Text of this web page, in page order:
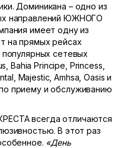
Доминикана – одно из
направлений ЮЖНОГО
имеет одну из
на прямых рейсах
сетевых
Bahia Principe, Princess,
Majestic, Amhsa, Oasis и
приему и обслуживанию
всегда отличаются
В этот раз
«День